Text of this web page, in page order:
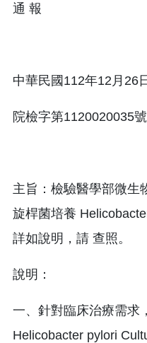
通 報
中華民國112年12月26
院檢字第1120020035號
主旨：檢驗醫學部微生
旋桿菌培養
詳如說明，請 查照。
說明：
一、針對臨床治療需求
Helicobacter pylori